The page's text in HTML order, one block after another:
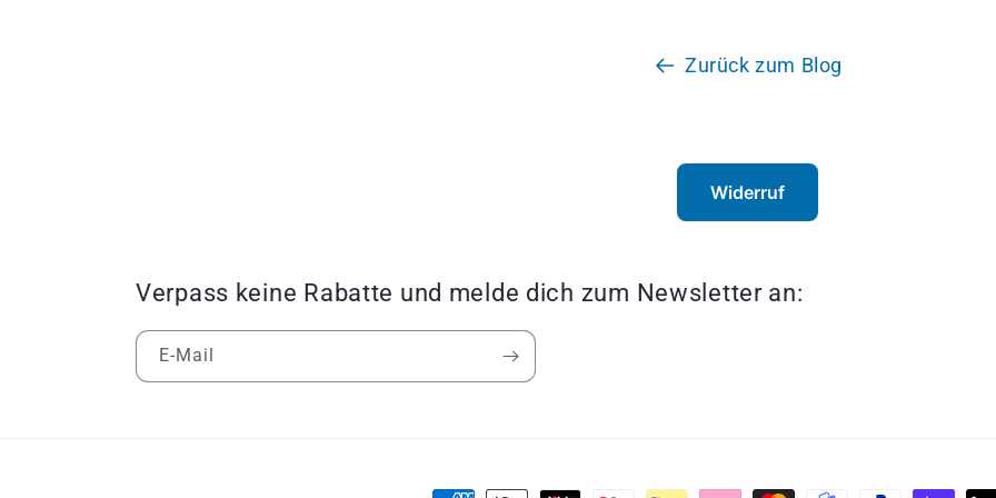
Zurück zum Blog
Widerruf
Verpass keine Rabatte und melde dich zum Newsletter an:
E-Mail